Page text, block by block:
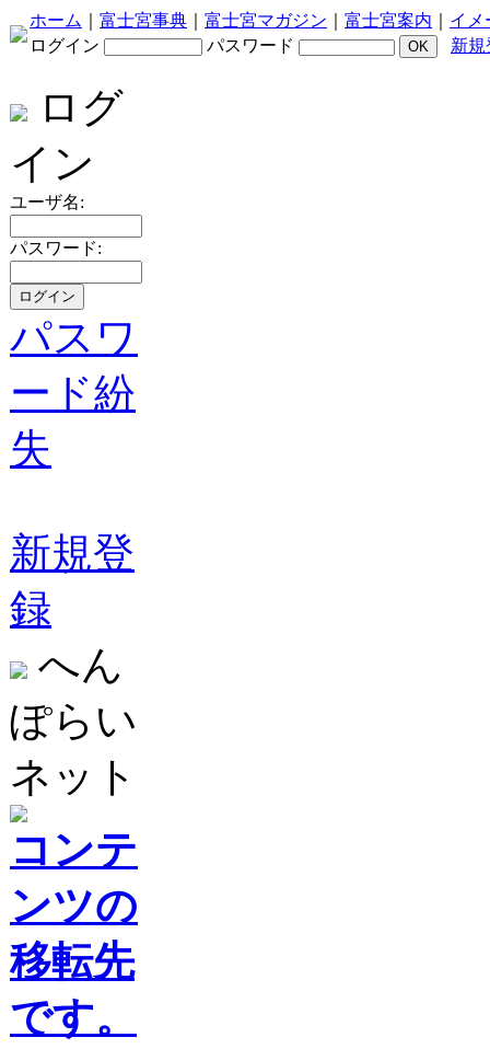
ホーム 富士宮事典 富士宮マガジン 富士宮案内
イメ
ログイン
パスワード 新規
ログ
イン
ユーザ名:
パスワード:
パスワ
ード紛
失
新規登
録
へん
ぽらい
ネット
コンテ
ンツの
移転先
です。